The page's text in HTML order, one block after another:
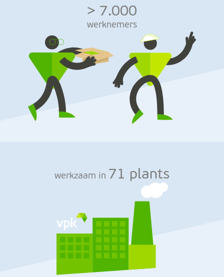
> 7.000
werknemers
werkzaam in 71 plants